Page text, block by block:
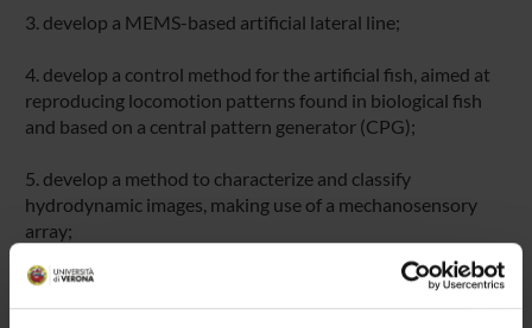
3. develop a MEMS-based artificial lateral line;
4. develop a control method for the artificial fish, aimed at
reproducing locomotion patterns found in biological fish
and based on a central pattern generator (CPG);
5. develop a method to characterize and classify
hydrodynamic images, making use of a mechanosensory
array;
6. develop a classification method to couple detected
hydrodynamic events with locomotion patterns found in